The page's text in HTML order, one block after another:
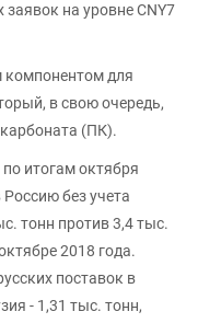
на уровне CNY7
для
в свою очередь,
(ПК).
по итогам октября
без учета
тонн против 3,4 тыс.
2018 года.
поставок в
- 1,31 тыс. тонн,